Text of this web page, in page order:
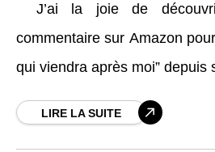
J’ai la joie de
commentaire sur Amazon
qui viendra après moi” depuis
2024 ! Le voici
LIRE LA SUITE